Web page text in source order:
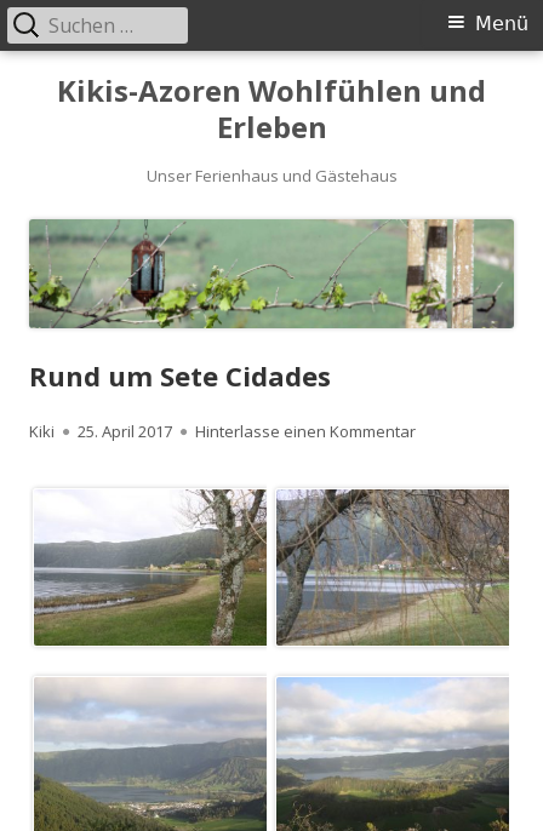
SpringeKikis-Azoren Wohlfühlen und
Erleben
Unser Ferienhaus und Gästehaus
Primäres
Menü
Menü
Suchen
nach:
Rund um Sete Cidades
Autor
Kiki
Veröffentlicht
25. April 2017 Hinterlasse einen Kommentar